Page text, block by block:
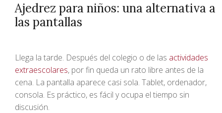
Ajedrez para niños: una alternativa a
las pantallas
Llega la tarde. Después del colegio o de las actividades
extraescolares, por fin queda un rato libre antes de la
cena. La pantalla aparece casi sola. Tablet, ordenador,
consola. Es práctico, es fácil y ocupa el tiempo sin
discusión.